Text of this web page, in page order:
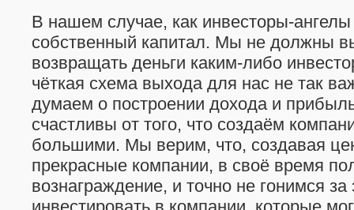
В нашем случае, как инвесторы-
собственный капитал. Мы не должны
возвращать деньги каким-либо
чёткая схема выхода для нас не так
думаем о построении дохода и
счастливы от того, что создаём
большими. Мы верим, что, создавая
прекрасные компании, в своё время
вознаграждение, и точно не гонимся